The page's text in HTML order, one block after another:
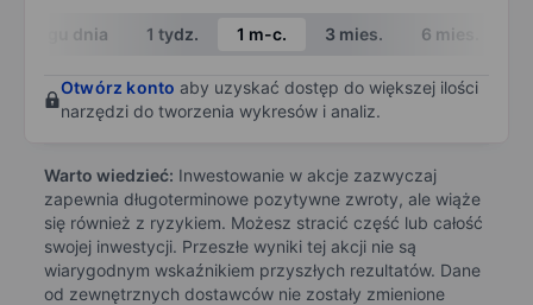
End of interactive chart.
W ciągu dnia 1 tydz. 1 m-c. 3 mies. 6 mies.
Otwórz konto aby uzyskać dostęp do większej ilości
narzędzi do tworzenia wykresów i analiz.
Warto wiedzieć: Inwestowanie w akcje zazwyczaj
zapewnia długoterminowe pozytywne zwroty, ale wiąże
się również z ryzykiem. Możesz stracić część lub całość
swojej inwestycji. Przeszłe wyniki tej akcji nie są
wiarygodnym wskaźnikiem przyszłych rezultatów. Dane
od zewnętrznych dostawców nie zostały zmienione